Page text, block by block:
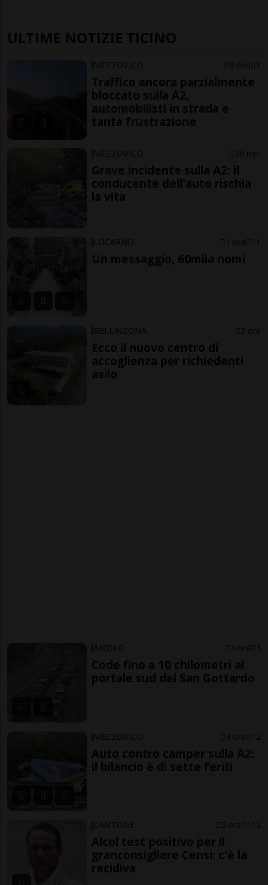
ULTIME NOTIZIE TICINO
MEZZOVICO 9 min 1
Traffico ancora parzialmente
bloccato sulla A2,
automobilisti in strada e
tanta frustrazione
MEZZOVICO 36 min
Grave incidente sulla A2: il
conducente dell'auto rischia
la vita
LOCARNO 1 ora 11
Un messaggio, 60mila nomi
BELLINZONA 2 ore
Ecco il nuovo centro di
accoglienza per richiedenti
asilo
AIROLO 4 ore 3
Code fino a 10 chilometri al
portale sud del San Gottardo
MEZZOVICO 4 ore 12
Auto contro camper sulla A2:
il bilancio è di sette feriti
CANTONE 5 ore 112
Alcol test positivo per il
granconsigliere Censi: c'è la
recidiva